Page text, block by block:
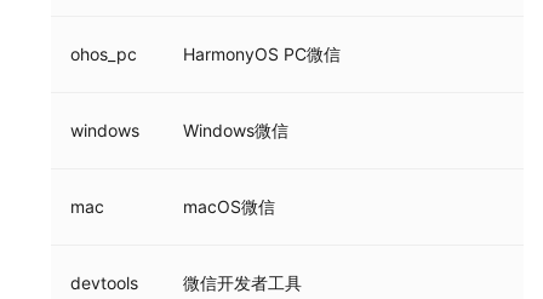
ohos_pc HarmonyOS PC微信
windows Windows微信
mac macOS微信
devtools 微信开发者工具